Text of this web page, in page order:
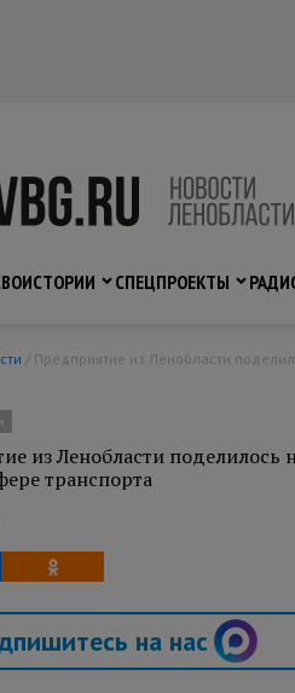
ИСТОРИИ СПЕЦПРОЕКТЫ
из Ленобласти
транспорта
на нас